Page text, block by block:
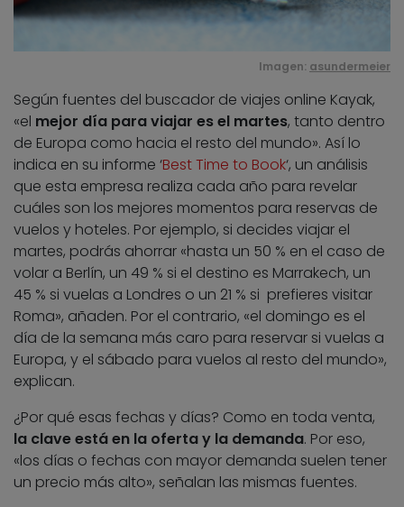
Imagen: asundermeier
Según fuentes del buscador de viajes online Kayak,
«el mejor día para viajar es el martes, tanto dentro
de Europa como hacia el resto del mundo». Así lo
indica en su informe ‘Best Time to Book‘, un análisis
que esta empresa realiza cada año para revelar
cuáles son los mejores momentos para reservas de
vuelos y hoteles. Por ejemplo, si decides viajar el
martes, podrás ahorrar «hasta un 50 % en el caso de
volar a Berlín, un 49 % si el destino es Marrakech, un
45 % si vuelas a Londres o un 21 % si prefieres visitar
Roma», añaden. Por el contrario, «el domingo es el
día de la semana más caro para reservar si vuelas a
Europa, y el sábado para vuelos al resto del mundo»,
explican.
¿Por qué esas fechas y días? Como en toda venta,
la clave está en la oferta y la demanda. Por eso,
«los días o fechas con mayor demanda suelen tener
un precio más alto», señalan las mismas fuentes.